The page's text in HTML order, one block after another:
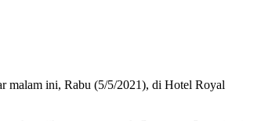
malam ini, Rabu (5/5/2021), di Hotel Royal